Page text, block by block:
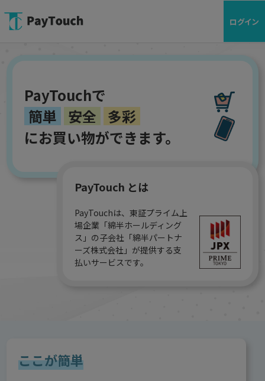
ログイン
PayTouchで
簡単 安全 多彩
にお買い物ができます。
PayTouch とは
PayTouchは、東証プライム上
場企業「綿半ホールディング
ス」の子会社「綿半パートナ
ーズ株式会社」が提供する支
払いサービスです。
ここが簡単